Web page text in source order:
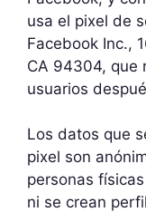
usa el pixel de
Facebook Inc.,
CA 94304, que
usuarios
Los datos que
pixel son
personas
ni se crean